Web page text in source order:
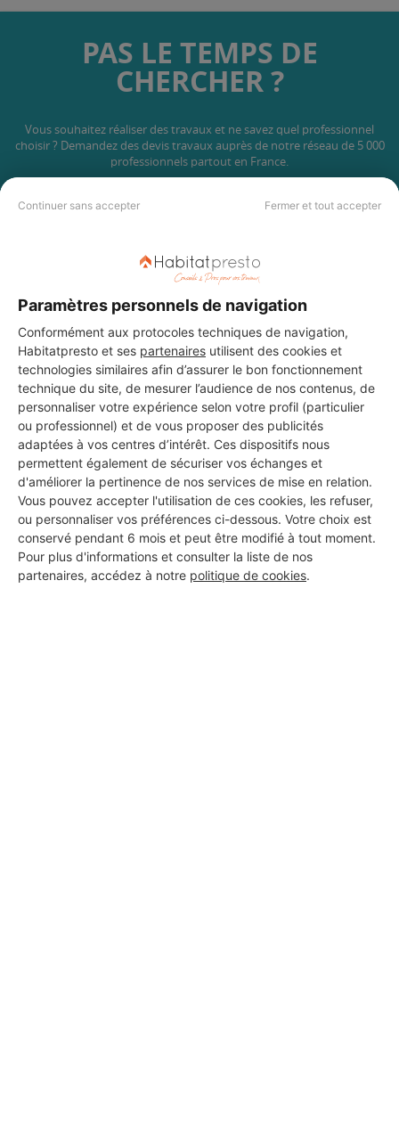
Continuer sans accepter Fermer et tout accepter
Paramètres personnels de navigation
Conformément aux protocoles techniques de navigation,
Habitatpresto et ses partenaires utilisent des cookies et
technologies similaires afin d’assurer le bon fonctionnement
technique du site, de mesurer l’audience de nos contenus, de
personnaliser votre expérience selon votre profil (particulier
ou professionnel) et de vous proposer des publicités
adaptées à vos centres d’intérêt. Ces dispositifs nous
permettent également de sécuriser vos échanges et
d'améliorer la pertinence de nos services de mise en relation.
Vous pouvez accepter l'utilisation de ces cookies, les refuser,
ou personnaliser vos préférences ci-dessous. Votre choix est
conservé pendant 6 mois et peut être modifié à tout moment.
Pour plus d'informations et consulter la liste de nos
partenaires, accédez à notre politique de cookies.
PAS LE TEMPS DE
CHERCHER ?
Vous souhaitez réaliser des travaux et ne savez quel professionnel
choisir ? Demandez des devis travaux auprès de notre réseau de 5 000
professionnels partout en France.
DEMANDER UN DEVIS
Les 1 autres Installateurs
d'alarmes pour vos travaux à
Richerenches
RBH ENTREPRISE
Richerenches